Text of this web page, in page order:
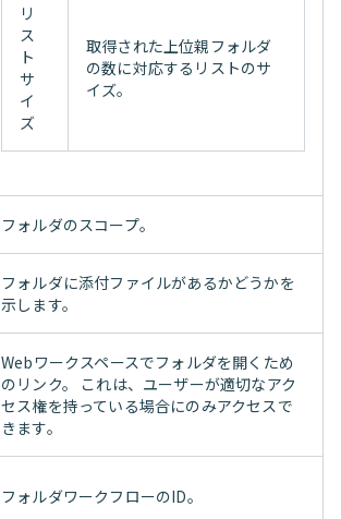
リ
ス
ト
サ
イ
ズ
取得された上位親フォルダ
の数に対応するリストのサ
イズ。
フォルダのスコープ。
フォルダに添付ファイルがあるかどうかを
示します。
Webワークスペースでフォルダを開くため
のリンク。 これは、ユーザーが適切なアク
セス権を持っている場合にのみアクセスで
きます。
フォルダワークフローのID。